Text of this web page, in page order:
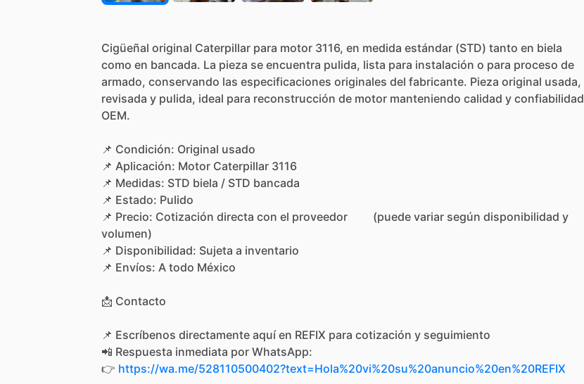
Cigüeñal original Caterpillar para motor 3116, en medida estándar (STD) tanto en biela
como en bancada. La pieza se encuentra pulida, lista para instalación o para proceso de
armado, conservando las especificaciones originales del fabricante. Pieza original usada,
revisada y pulida, ideal para reconstrucción de motor manteniendo calidad y confiabilidad
OEM.
📌 Condición: Original usado
📌 Aplicación: Motor Caterpillar 3116
📌 Medidas: STD biela ​/​ STD bancada
📌 Estado: Pulido
📌 Precio: Cotización directa con el proveedor (puede variar según disponibilidad y
volumen)
📌 Disponibilidad: Sujeta a inventario
📌 Envíos: A todo México
📩 Contacto
📌 Escríbenos directamente aquí en REFIX para cotización y seguimiento
📲 Respuesta inmediata por WhatsApp:
👉 https://wa.me/528110500402?text=Hola%20vi%20su%20anuncio%20en%20REFIX